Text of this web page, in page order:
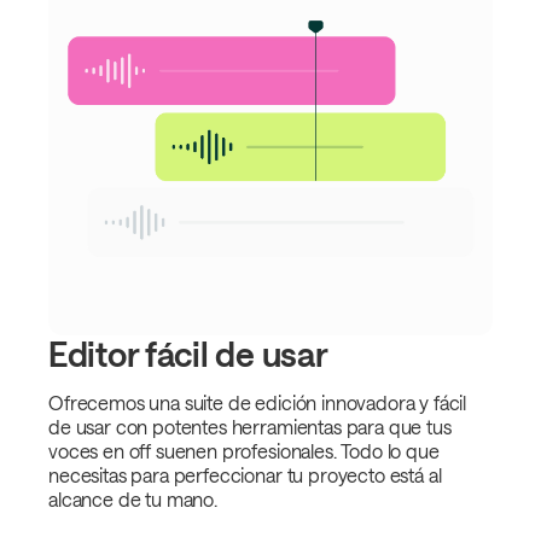
Editor fácil de usar
Ofrecemos una suite de edición innovadora y fácil
de usar con potentes herramientas para que tus
voces en off suenen profesionales. Todo lo que
necesitas para perfeccionar tu proyecto está al
alcance de tu mano.